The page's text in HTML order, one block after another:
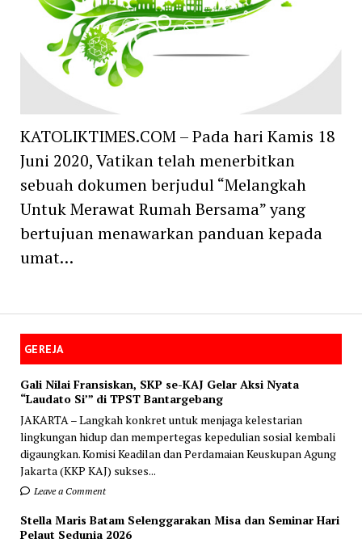
GEREJA
Gali Nilai Fransiskan, SKP se-KAJ Gelar Aksi Nyata
“Laudato Si’” di TPST Bantargebang
JAKARTA – Langkah konkret untuk menjaga kelestarian
lingkungan hidup dan mempertegas kepedulian sosial kembali
digaungkan. Komisi Keadilan dan Perdamaian Keuskupan Agung
Jakarta (KKP KAJ) sukses...
Leave a Comment
Stella Maris Batam Selenggarakan Misa dan Seminar Hari
Pelaut Sedunia 2026
KATOLIKTIMES.COM – Pada hari Kamis 18
Juni 2020, Vatikan telah menerbitkan
sebuah dokumen berjudul “Melangkah
Untuk Merawat Rumah Bersama” yang
bertujuan menawarkan panduan kepada
umat…